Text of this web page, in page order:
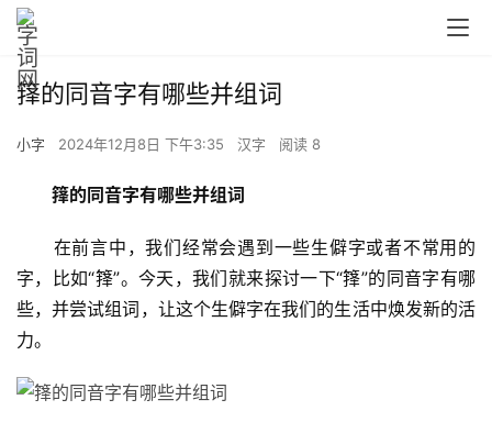
箨的同音字有哪些并组词
小字 2024年12月8日 下午3:35 汉字 阅读 8
箨的同音字有哪些并组词
在前言中，我们经常会遇到一些生僻字或者不常用的
字，比如“箨”。今天，我们就来探讨一下“箨”的同音字有哪
些，并尝试组词，让这个生僻字在我们的生活中焕发新的活
力。